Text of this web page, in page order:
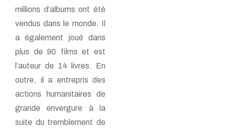
millions d’albums ont été
vendus dans le monde. Il
a également joué dans
plus de 90 films et est
l’auteur de 14 livres. En
outre, il a entrepris des
actions humanitaires de
grande envergure à la
suite du tremblement de